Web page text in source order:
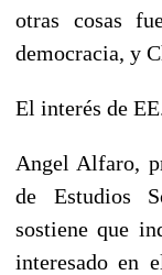
otras cosas
democracia, y
El interés de
Angel Alfaro,
de Estudios
sostiene que
interesado en